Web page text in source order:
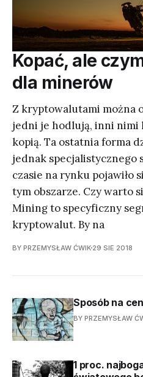
Kopać, ale
dla minerów
Z kryptowalutami można
jedni je hodlują, inni nimi
kopią. Ta ostatnia forma
jednak specjalistycznego
czasie na rynku pojawiło
tym obszarze. Czy warto
Mining to specyficzny
kryptowalut. By na
BY PRZEMYSŁAW ĆWIK 29 SIE 2018
Sposób na
BY PRZEMYSŁAW
1 proc.